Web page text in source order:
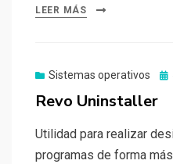
LEER MÁS
Sistemas operativos
Revo Uninstaller
Utilidad para realizar
programas de forma